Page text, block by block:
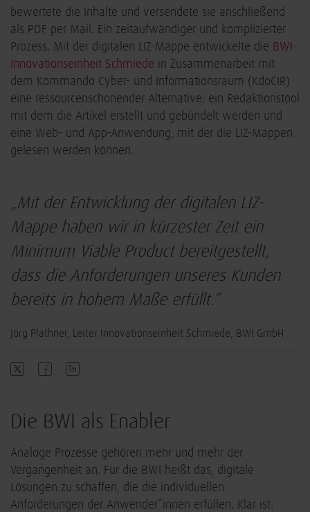
bewertete die Inhalte und versendete sie anschließend
als PDF per Mail. Ein zeitaufwändiger und komplizierter
Prozess. Mit der digitalen LIZ-Mappe entwickelte die BWI-
Innovationseinheit Schmiede in Zusammenarbeit mit
dem Kommando Cyber- und Informationsraum (KdoCIR)
eine ressourcenschonender Alternative: ein Redaktionstool
mit dem die Artikel erstellt und gebündelt werden und
eine Web- und App-Anwendung, mit der die LIZ-Mappen
gelesen werden können.
„Mit der Entwicklung der digitalen LIZ-
Mappe haben wir in kürzester Zeit ein
Minimum Viable Product bereitgestellt,
dass die Anforderungen unseres Kunden
bereits in hohem Maße erfüllt.“
Jörg Plathner, Leiter Innovationseinheit Schmiede, BWI GmbH
Die BWI als Enabler
Analoge Prozesse gehören mehr und mehr der
Vergangenheit an. Für die BWI heißt das, digitale
Lösungen zu schaffen, die die individuellen
Anforderungen der Anwender*innen erfüllen. Klar ist: